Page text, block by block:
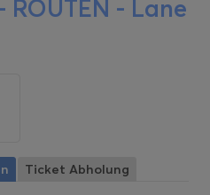
ROUTEN - Lane
Ticket Abholung